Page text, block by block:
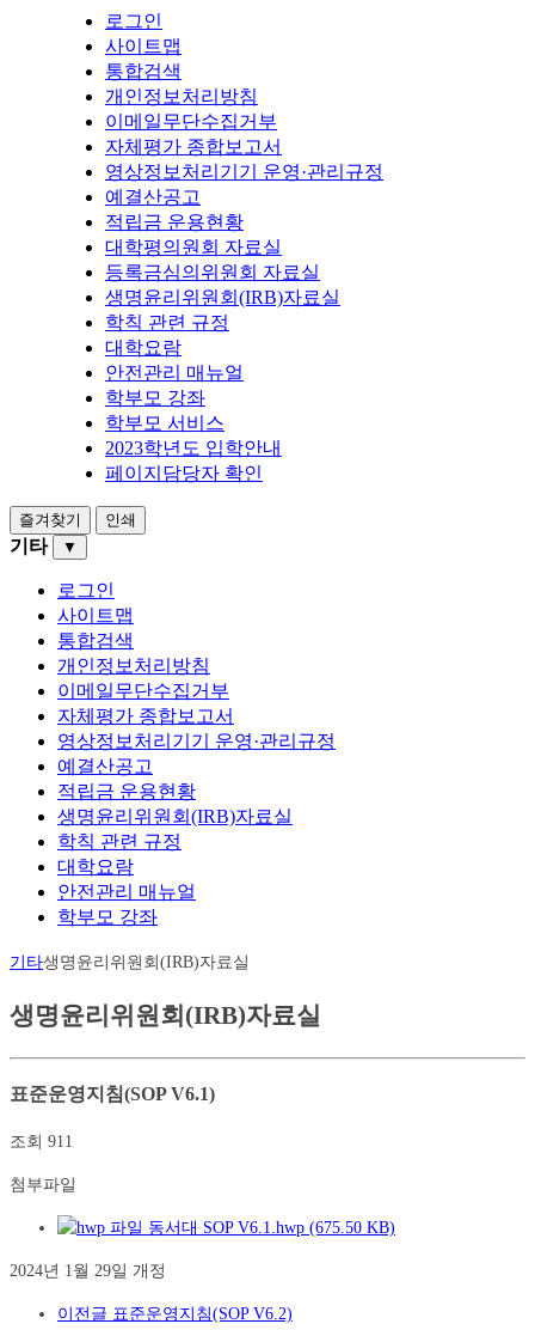
로그인
사이트맵
통합검색
개인정보처리방침
이메일무단수집거부
자체평가 종합보고서
영상정보처리기기 운영·관리규정
예결산공고
적립금 운용현황
대학평의원회 자료실
등록금심의위원회 자료실
생명윤리위원회(IRB)자료실
학칙 관련 규정
대학요람
안전관리 매뉴얼
학부모 강좌
학부모 서비스
2023학년도 입학안내
페이지담당자 확인
즐겨찾기 인쇄
기타 ▼
로그인
사이트맵
통합검색
개인정보처리방침
이메일무단수집거부
자체평가 종합보고서
영상정보처리기기 운영·관리규정
예결산공고
적립금 운용현황
생명윤리위원회(IRB)자료실
학칙 관련 규정
대학요람
안전관리 매뉴얼
학부모 강좌
기타생명윤리위원회(IRB)자료실
생명윤리위원회(IRB)자료실
표준운영지침(SOP V6.1)
조회 911
첨부파일
동서대 SOP V6.1.hwp (675.50 KB)
2024년 1월 29일 개정
이전글 표준운영지침(SOP V6.2)